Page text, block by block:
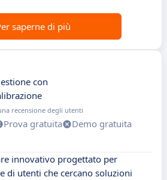
saperne di più
con
recensione degli utenti
Prova gratuita
Demo gratuita
innovativo progettato per
di utenti che cercano soluzioni